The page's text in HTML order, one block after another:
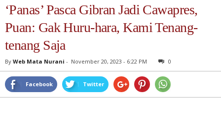
‘Panas’ Pasca Gibran Jadi Cawapres,
Puan: Gak Huru-hara, Kami Tenang-
tenang Saja
By Web Mata Nurani - November 20, 2023 - 6:22 PM 0
Facebook Twitter